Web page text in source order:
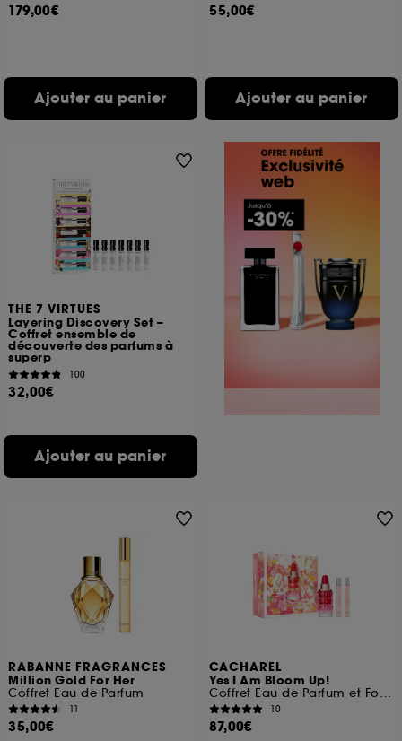
179,00€
Ajouter au panier
55,00€
Ajouter au panier
THE 7 VIRTUES
Layering Discovery Set –
Coffret ensemble de
découverte des parfums à
superp
100
32,00€
Ajouter au panier
RABANNE FRAGRANCES
Million Gold For Her
Coffret Eau de Parfum
11
35,00€
CACHAREL
Yes I Am Bloom Up!
Coffret Eau de Parfum et Format Voyage (x2)
10
87,00€